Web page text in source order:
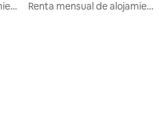
Renta mensual de alojamientos
Renta mensual de alojamientos